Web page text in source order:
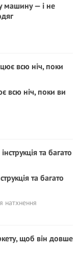
машину — і не
всю ніч, поки ви
та багато
натхнення